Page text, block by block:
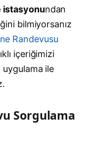
istasyonundan
bilmiyorsanız
Randevusu
içeriğimizi
uygulama ile
Sorgulama